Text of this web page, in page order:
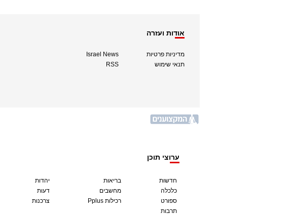
אודות ועזרה
מדיניות פרטיות
תנאי שימוש
Israel News
RSS
ערוצי תוכן
חדשות
כלכלה
ספורט
תרבות
בריאות
מחשבים
Pplus רכילות
יהדות
דעות
צרכנות